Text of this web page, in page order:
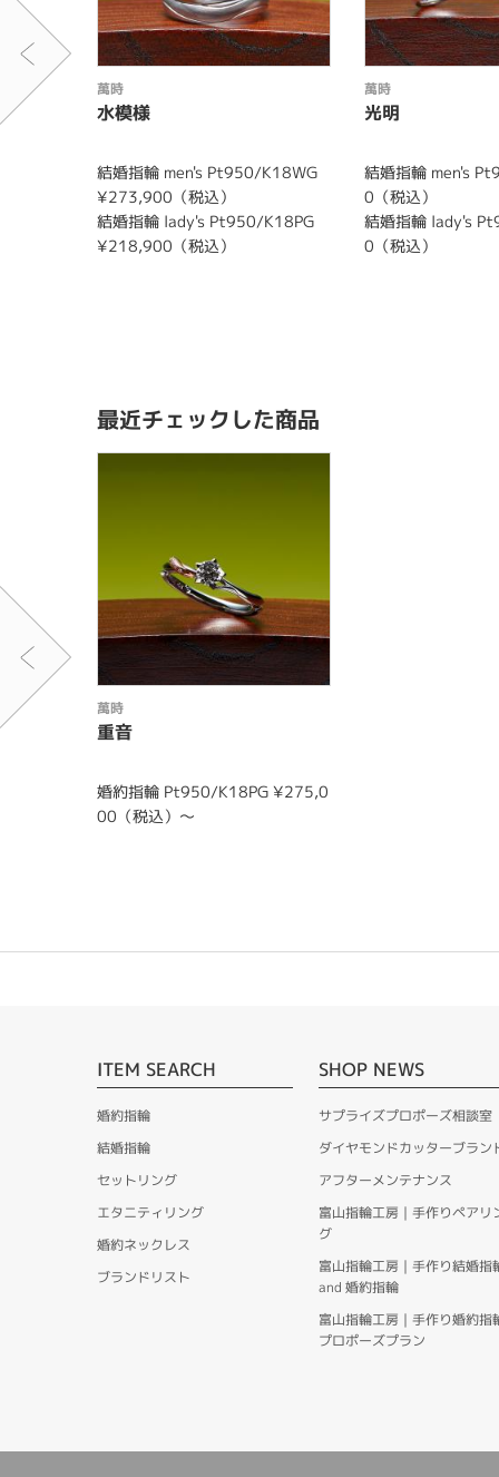
萬時
水模様
結婚指輪 men's Pt950/K18WG
¥273,900（税込）
結婚指輪 lady's Pt950/K18PG
¥218,900（税込）
萬時
光明
結婚指輪 men's
0（税込）
結婚指輪 lady's
0（税込）
最近チェックした商品
萬時
重音
婚約指輪 Pt950/K18PG ¥275,0
00（税込）～
ITEM SEARCH
婚約指輪
結婚指輪
セットリング
エタニティリング
婚約ネックレス
ブランドリスト
SHOP NEWS
サプライズプロポーズ相談室
ダイヤモンドカッターブラン
アフターメンテナンス
富山指輪工房｜手作りペアリ
グ
富山指輪工房｜手作り結婚指
and 婚約指輪
富山指輪工房｜手作り婚約指
プロポーズプラン